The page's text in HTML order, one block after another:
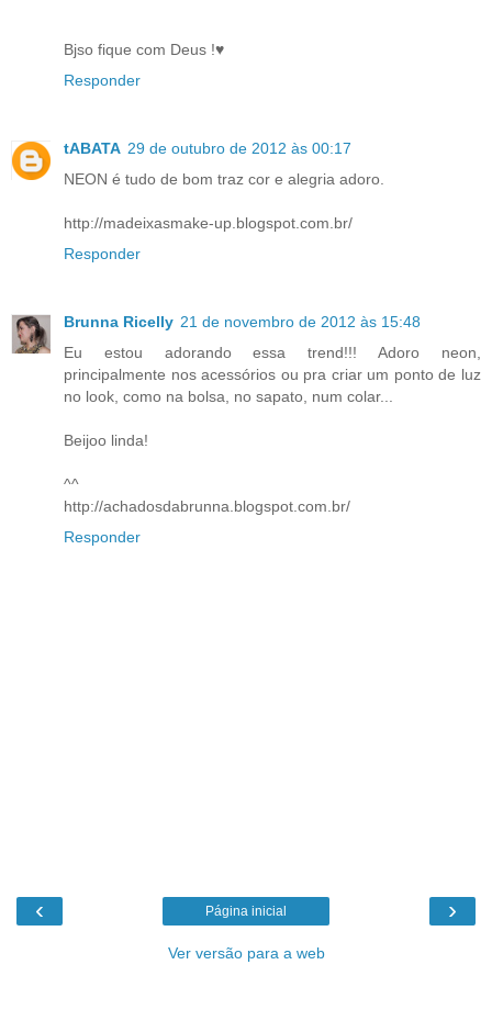
Bjso fique com Deus !♥
Responder
tABATA 29 de outubro de 2012 às 00:17
NEON é tudo de bom traz cor e alegria adoro.
http://madeixasmake-up.blogspot.com.br/
Responder
Brunna Ricelly 21 de novembro de 2012 às 15:48
Eu estou adorando essa trend!!! Adoro neon,
principalmente nos acessórios ou pra criar um ponto de luz
no look, como na bolsa, no sapato, num colar...
Beijoo linda!
^^
http://achadosdabrunna.blogspot.com.br/
Responder
‹ ›
Página inicial
Ver versão para a web